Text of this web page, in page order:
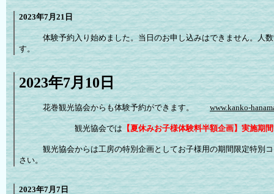
2023年7月21日
体験予約入り始めました。当日のお申し込みはできません。人数
す。
2023年7月10日
花巻観光協会からも体験予約ができます。www.kanko-
観光協会では 【夏休みお子様体験料半額企画】実施期
観光協会からは工房の特別企画としてお子様用の期間限定特別コ
さい。
2023年7月7日